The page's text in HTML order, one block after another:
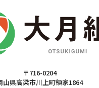
〒716-0204
山県高梁市川上町領家1864